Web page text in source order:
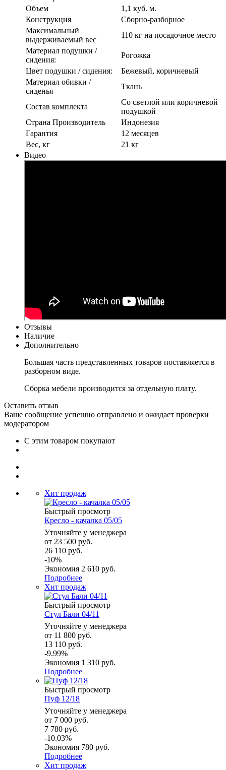
Объем
1,1 куб. м.
Конструкция
Сборно-разборное
Максимальный
выдерживаемый вес
110 кг на посадочное место
Материал подушки /
сидения:
Рогожка
Цвет подушки / сидения:
Бежевый, коричневый
Материал обивки /
сиденья
Ткань
Состав комплекта
Со светлой или коричневой
подушкой
Страна Производитель
Индонезия
Гарантия
12 месяцев
Вес, кг
21 кг
Видео
Отзывы
Наличие
Дополнительно
Большая часть представленных товаров поставляется в
разборном виде.
Сборка мебели производится за отдельную плату.
Оставить отзыв
Ваше сообщение успешно отправлено и ожидает проверки
модератором
С этим товаром покупают
Хит продаж
Быстрый просмотр
Кресло - качалка 05/05
Уточняйте у менеджера
от 23 500 руб.
26 110 руб.
-10%
Экономия 2 610 руб.
Подробнее
Хит продаж
Быстрый просмотр
Стул Бали 04/11
Уточняйте у менеджера
от 11 800 руб.
13 110 руб.
-9.99%
Экономия 1 310 руб.
Подробнее
Быстрый просмотр
Пуф 12/18
Уточняйте у менеджера
от 7 000 руб.
7 780 руб.
-10.03%
Экономия 780 руб.
Подробнее
Хит продаж